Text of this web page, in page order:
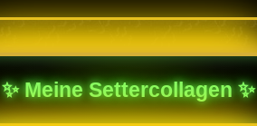
✨ Meine Settercollagen ✨